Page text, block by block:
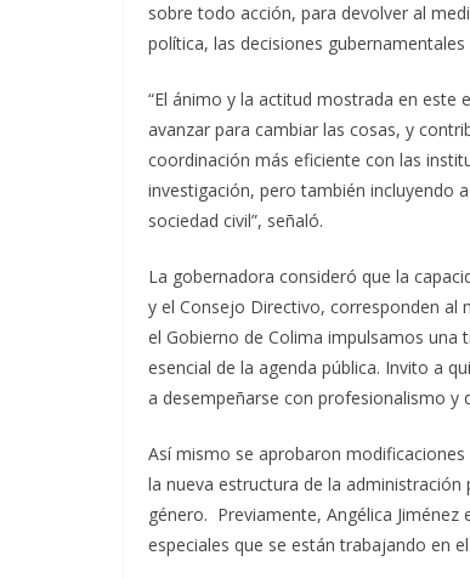
sobre todo acción, para devolver al
política, las decisiones
“El ánimo y la actitud mostrada en
avanzar para cambiar las cosas, y
coordinación más eficiente con las
investigación, pero también incluyendo
sociedad civil”, señaló.
La gobernadora consideró que la
y el Consejo Directivo, corresponden al
el Gobierno de Colima impulsamos
esencial de la agenda pública. Invito a
a desempeñarse con profesionalismo y
Así mismo se aprobaron
la nueva estructura de la
género. Previamente, Angélica
especiales que se están trabajando en